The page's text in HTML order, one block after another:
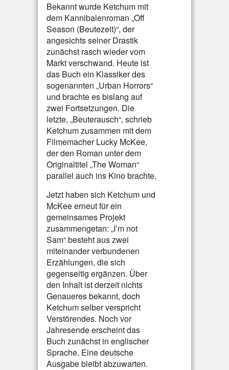
Bekannt wurde Ketchum mit
dem Kannibalenroman „Off
Season (Beutezeit)“, der
angesichts seiner Drastik
zunächst rasch wieder vom
Markt verschwand. Heute ist
das Buch ein Klassiker des
sogenannten „Urban Horrors“
und brachte es bislang auf
zwei Fortsetzungen. Die
letzte, „Beuterausch“, schrieb
Ketchum zusammen mit dem
Filmemacher Lucky McKee,
der den Roman unter dem
Originaltitel „The Woman“
parallel auch ins Kino brachte.
Jetzt haben sich Ketchum und
McKee erneut für ein
gemeinsames Projekt
zusammengetan: „I’m not
Sam“ besteht aus zwei
miteinander verbundenen
Erzählungen, die sich
gegenseitig ergänzen. Über
den Inhalt ist derzeit nichts
Genaueres bekannt, doch
Ketchum selber verspricht
Verstörendes. Noch vor
Jahresende erscheint das
Buch zunächst in englischer
Sprache. Eine deutsche
Ausgabe bleibt abzuwarten.